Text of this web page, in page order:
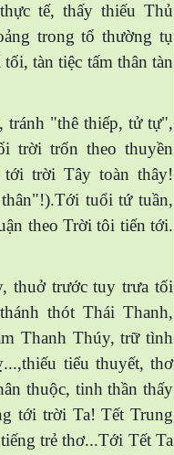
tế, thấy thiếu Thủ
trong tổ thường tụ
tàn tiệc tấm thân tàn
"thê thiếp, tử tự",
trời trốn theo thuyền
trời Tây toàn thây!
tuổi tứ tuần,
theo Trời tôi tiến tới.
thuở trước tuy trưa tối
thót Thái Thanh,
Thanh Thúy, trữ tình
tiểu thuyết, thơ
thuộc, tinh thần thấy
tới trời Ta! Tết Trung
trẻ thơ...Tới Tết Ta